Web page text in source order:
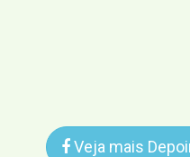
Veja mais